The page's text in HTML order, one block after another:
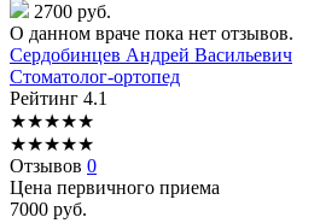
2700 руб.
О данном враче пока нет отзывов.
Сердобинцев Андрей Васильевич
Стоматолог-ортопед
Рейтинг 4.1
★★★★★
★★★★★
Отзывов 0
Цена первичного приема
7000 руб.